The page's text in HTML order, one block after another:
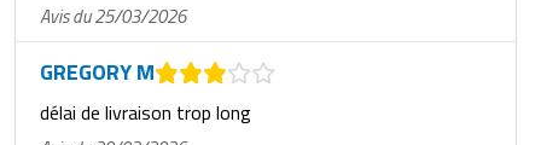
Avis du 25/03/2026
GREGORY M
délai de livraison trop long